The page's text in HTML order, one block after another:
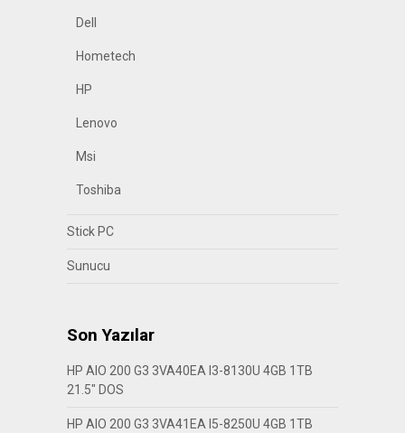
Dell
Hometech
HP
Lenovo
Msi
Toshiba
Stick PC
Sunucu
Son Yazılar
HP AIO 200 G3 3VA40EA I3-8130U 4GB 1TB
21.5″ DOS
HP AIO 200 G3 3VA41EA I5-8250U 4GB 1TB